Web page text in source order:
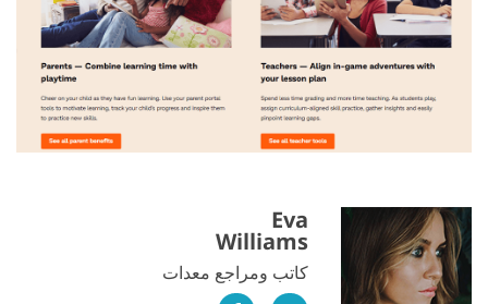
Eva
Williams
كاتب ومراجع معدات